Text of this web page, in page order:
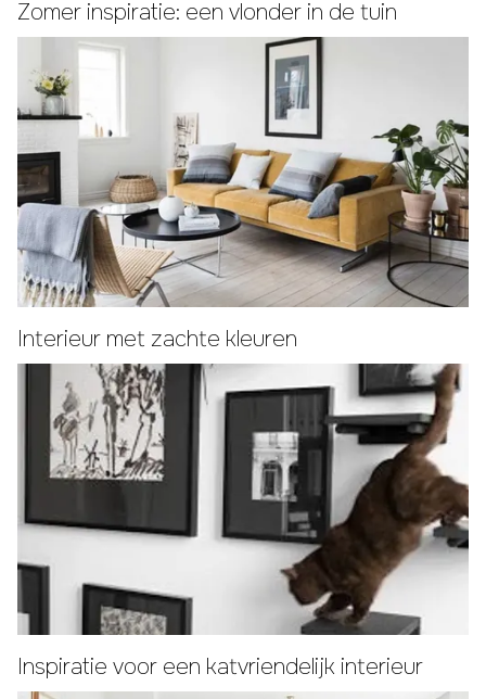
Zomer inspiratie: een vlonder in de tuin
Interieur met zachte kleuren
Inspiratie voor een katvriendelijk interieur